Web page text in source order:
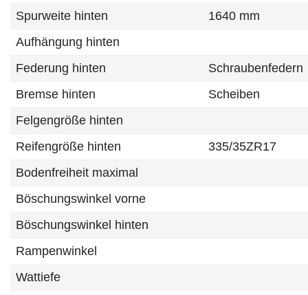
Spurweite hinten
1640 mm
Aufhängung hinten
Federung hinten
Schraubenfedern
Bremse hinten
Scheiben
Felgengröße hinten
Reifengröße hinten
335/35ZR17
Bodenfreiheit maximal
Böschungswinkel vorne
Böschungswinkel hinten
Rampenwinkel
Wattiefe